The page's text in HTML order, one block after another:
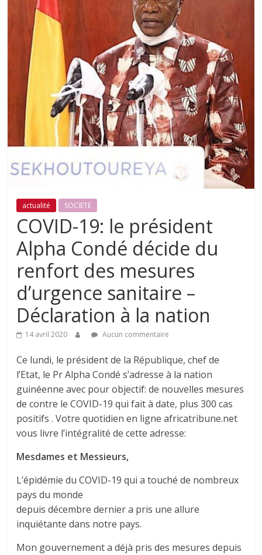
actualité SOCIETE
COVID-19: le président
Alpha Condé décide du
renfort des mesures
d’urgence sanitaire –
Déclaration à la nation
14 avril 2020 Aucun commentaire
Ce lundi, le président de la République, chef de
l’Etat, le Pr Alpha Condé s’adresse à la nation
guinéenne avec pour objectif: de nouvelles mesures
de contre le COVID-19 qui fait à date, plus 300 cas
positifs . Votre quotidien en ligne africatribune.net
vous livre l’intégralité de cette adresse:
Mesdames et Messieurs,
L’épidémie du COVID-19 qui a touché de nombreux
pays du monde
depuis décembre dernier a pris une allure
inquiétante dans notre pays.
Mon gouvernement a déjà pris des mesures depuis